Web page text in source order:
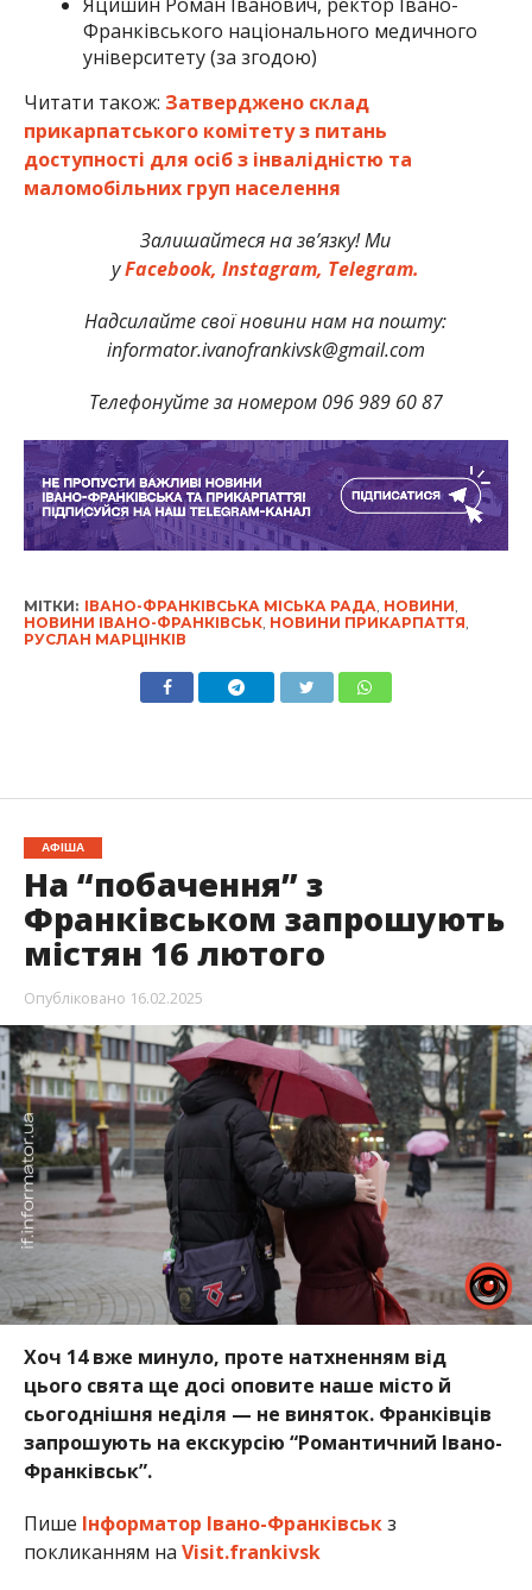
Франківського національного медичного
університету (за згодою)
Читати також: Затверджено склад
прикарпатського комітету з питань
доступності для осіб з інвалідністю та
маломобільних груп населення
Залишайтеся на зв’язку! Ми
уFacebook, Instagram, Telegram.
Надсилайте свої новини нам на пошту:
informator.ivanofrankivsk@gmail.com
Телефонуйте за номером 096 989 60 87
МІТКИ: ІВАНО-ФРАНКІВСЬКА МІСЬКА РАДА, НОВИНИ,
НОВИНИ ІВАНО-ФРАНКІВСЬК, НОВИНИ ПРИКАРПАТТЯ,
РУСЛАН МАРЦІНКІВ
АФІША
На “побачення” з
Франківськом запрошують
містян 16 лютого
Опубліковано 16.02.2025
Хоч 14 вже минуло, проте натхненням від
цього свята ще досі оповите наше місто й
сьогоднішня неділя — не виняток. Франківців
запрошують на екскурсію “Романтичний Івано-
Франківськ”.
Пише Інформатор Івано-Франківськз
покликанням на Visit.frankivsk